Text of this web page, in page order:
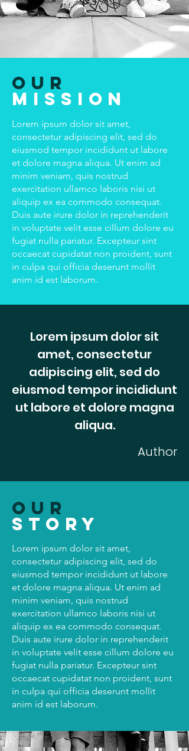
OUR
mission
Lorem ipsum dolor sit amet,
consectetur adipiscing elit, sed do
eiusmod tempor incididunt ut labore
et dolore magna aliqua. Ut enim ad
minim veniam, quis nostrud
exercitation ullamco laboris nisi ut
aliquip ex ea commodo consequat.
Duis aute irure dolor in reprehenderit
in voluptate velit esse cillum dolore eu
fugiat nulla pariatur. Excepteur sint
occaecat cupidatat non proident, sunt
in culpa qui officia deserunt mollit
anim id est laborum.
Lorem ipsum dolor sit
amet, consectetur
adipiscing elit, sed do
eiusmod tempor incididunt
ut labore et dolore magna
aliqua.
Author
our
story
Lorem ipsum dolor sit amet,
consectetur adipiscing elit, sed do
eiusmod tempor incididunt ut labore
et dolore magna aliqua. Ut enim ad
minim veniam, quis nostrud
exercitation ullamco laboris nisi ut
aliquip ex ea commodo consequat.
Duis aute irure dolor in reprehenderit
in voluptate velit esse cillum dolore eu
fugiat nulla pariatur. Excepteur sint
occaecat cupidatat non proident, sunt
in culpa qui officia deserunt mollit
anim id est laborum.